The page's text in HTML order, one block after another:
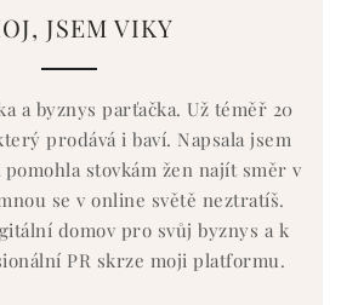
JSEM VIKY
a byznys parťačka. Už téměř 20
prodává i baví. Napsala jsem
stovkám žen najít směr v
se v online světě neztratíš.
domov pro svůj byznys a k
PR skrze moji platformu.